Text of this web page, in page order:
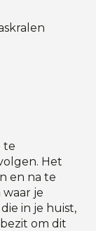
te
Het
en na te
je
in je huist,
om dit